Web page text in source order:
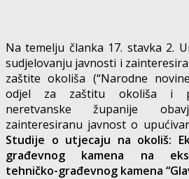
Na temelju članka 17. stavka 2.
sudjelovanju javnosti i
zaštite okoliša (“Narodne
odjel za zaštitu okoliša i
neretvanske županije
zainteresiranu javnost o
Studije o utjecaju na okoliš:
građevnog kamena na
tehničko-građevnog kamena